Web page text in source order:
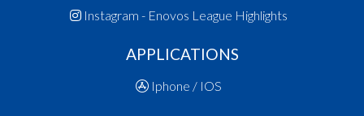
Instagram - Enovos League Highlights
APPLICATIONS
Iphone / IOS